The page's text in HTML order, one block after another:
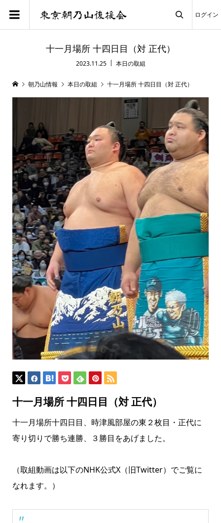
ログイン
十一月場所 十四日目（対 正代）
2023.11.25 本日の取組
朝乃山情報 本日の取組 十一月場所 十四日目（対 正代）
十一月場所 十四日目（対 正代）
十一月場所十四日目、時津風部屋の東２枚目・正代に
寄り切りで勝ち連勝、３勝目をあげました。
（取組動画は以下のNHK公式X（旧Twitter）でご覧に
なれます。）